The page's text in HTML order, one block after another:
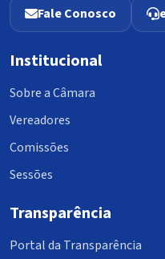
Fale Conosco
Institucional
Sobre a Câmara
Vereadores
Comissões
Sessões
Transparência
Portal da Transparência